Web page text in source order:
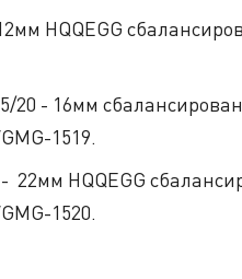
НQQEGG
20 - 16мм
1519.
- 22мм НQQEGG
1520.